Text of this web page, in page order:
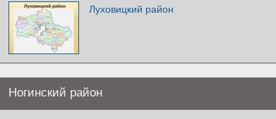
Луховицкий район
Ногинский район